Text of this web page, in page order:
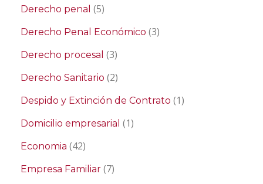
Derecho penal (5)
Derecho Penal Económico (3)
Derecho procesal (3)
Derecho Sanitario (2)
Despido y Extinción de Contrato (1)
Domicilio empresarial (1)
Economia (42)
Empresa Familiar (7)